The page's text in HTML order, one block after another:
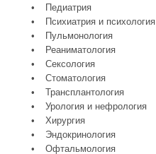
•
Педиатрия
•
Психиатрия и психология
•
Пульмонология
•
Реаниматология
•
Сексология
•
Стоматология
•
Трансплантология
•
Урология и нефрология
•
Хирургия
•
Эндокринология
•
Офтальмология